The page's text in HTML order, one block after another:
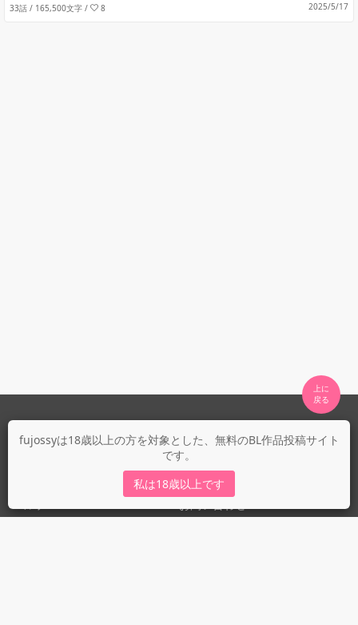
fujossyは18歳以上の方を対象とした、無料のBL作品投稿サイト
です。
私は18歳以上です
33話 / 165,500文字 / 8 2025/5/17
上に
fujossyについて
fujossy運営ブログ